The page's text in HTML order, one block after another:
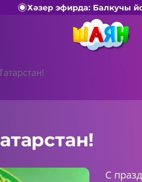
Хәзер эфирда: Балкучы
С